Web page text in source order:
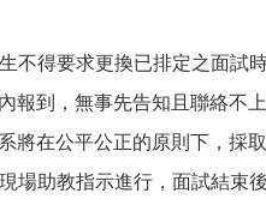
不得要求更換已排定之面試
報到，無事先告知且聯絡不
將在公平公正的原則下，採
場助教指示進行，面試結束